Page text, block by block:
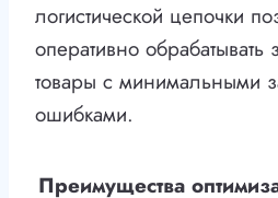
логистической цепочки
оперативно обрабатывать
товары с минимальными
ошибками.
Преимущества